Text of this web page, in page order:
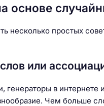
основе
несколько простых
или
генераторы в
Чем больше